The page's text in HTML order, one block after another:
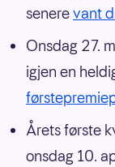
senerevant
Onsdag 27.
igjen en
Årets første
onsdag 10.